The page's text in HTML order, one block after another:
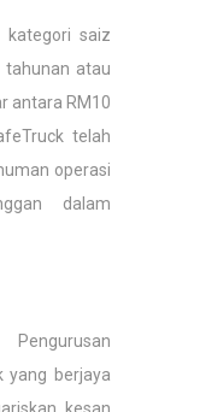
kategori saiz
tahunan atau
antara RM10
telah
operasi
dalam
yang berjaya